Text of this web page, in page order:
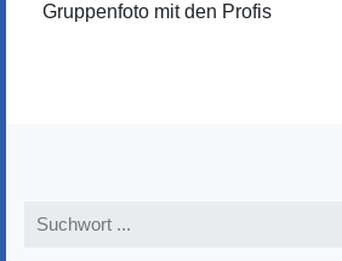
Gruppenfoto mit den Profis